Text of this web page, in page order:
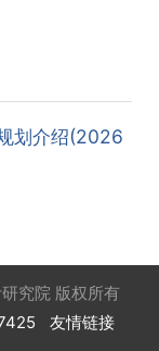
划介绍(2026
究院 版权所有
友情链接